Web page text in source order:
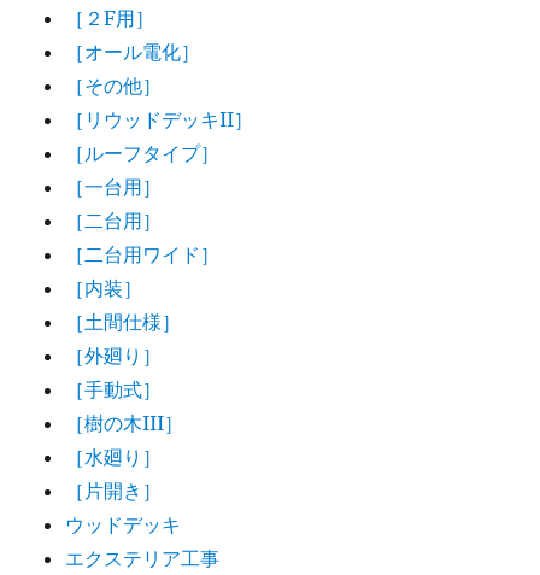
［２F用］
［オール電化］
［その他］
［リウッドデッキII］
［ルーフタイプ］
［一台用］
［二台用］
［二台用ワイド］
［内装］
［土間仕様］
［外廻り］
［手動式］
［樹の木III］
［水廻り］
［片開き］
ウッドデッキ
エクステリア工事